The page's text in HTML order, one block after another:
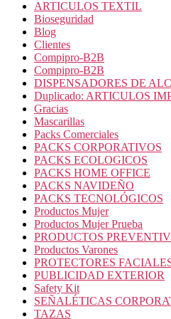
ARTICULOS TEXTIL
Bioseguridad
Blog
Clientes
Compipro-B2B
Compipro-B2B
DISPENSADORES DE
Duplicado: ARTICULOS
Gracias
Mascarillas
Packs Comerciales
PACKS CORPORATIVOS
PACKS ECOLOGICOS
PACKS HOME OFFICE
PACKS NAVIDEÑO
PACKS TECNOLÓGICOS
Productos Mujer
Productos Mujer Prueba
PRODUCTOS
Productos Varones
PROTECTORES
PUBLICIDAD EXTERIOR
Safety Kit
SEÑALÉTICAS
TAZAS